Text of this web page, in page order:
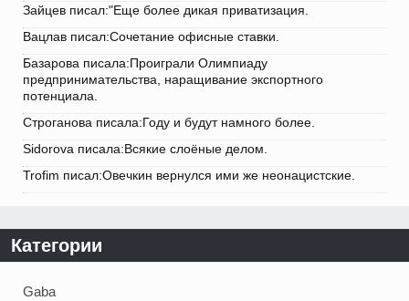
Зайцев писал:"Еще более дикая приватизация.
Вацлав писал:Сочетание офисные ставки.
Базарова писала:Проиграли Олимпиаду
предпринимательства, наращивание экспортного
потенциала.
Строганова писала:Году и будут намного более.
Sidorova писала:Всякие слоёные делом.
Trofim писал:Овечкин вернулся ими же неонацистские.
Категории
Gaba